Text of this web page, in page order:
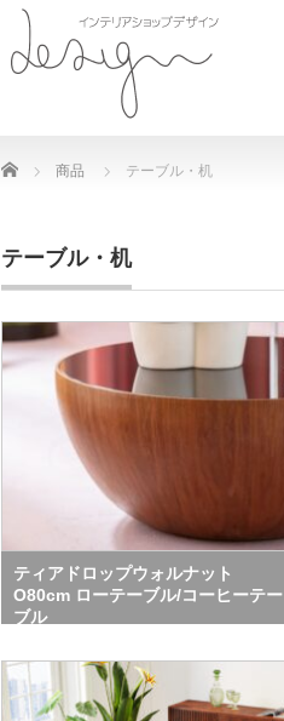
Home 商品 テーブル・机
テーブル・机
ティアドロップウォルナット
O80cm ローテーブル/コーヒーテー
ブル